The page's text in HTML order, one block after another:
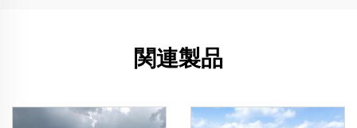
関連製品